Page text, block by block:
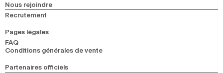
Nous rejoindre
Recrutement
Pages légales
FAQ
Conditions générales de vente
Partenaires officiels